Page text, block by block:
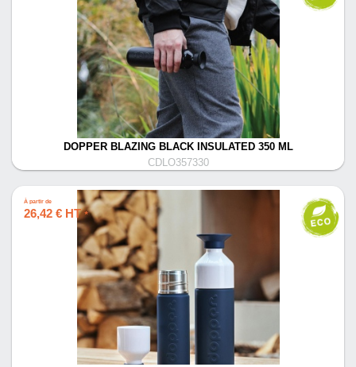
DOPPER BLAZING BLACK INSULATED 350 ML
CDLO357330
À partir de
26,42 € HT*